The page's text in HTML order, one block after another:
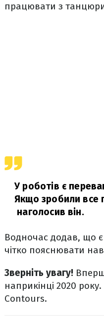
працювати з
У роботів є
Якщо зробили все
наголосив він.
Водночас додав, що є
чітко пояснювати
Зверніть увагу!
наприкінці 2020
Contours.